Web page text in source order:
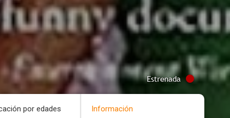
Estrenada
por edades Información